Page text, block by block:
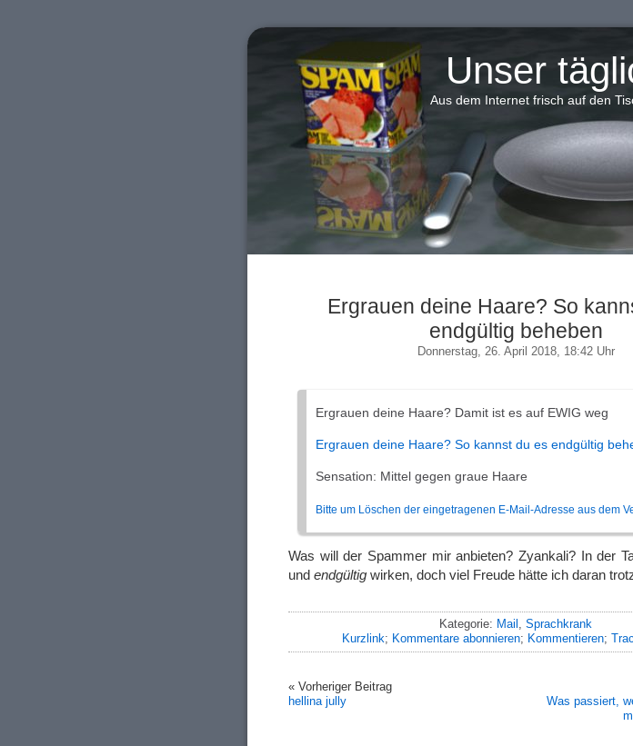
Unser
Aus dem Internet frisch auf den
Ergrauen deine Haare? So
endgültig beheben
Donnerstag, 26. April 2018, 18:42 Uhr
Ergrauen deine Haare? Damit ist es auf EWIG weg
Ergrauen deine Haare? So kannst du es endgültig
Sensation: Mittel gegen graue Haare
Bitte um Löschen der eingetragenen E-Mail-Adresse aus dem
Was will der Spammer mir anbieten? Zyankali? In der
und endgültig wirken, doch viel Freude hätte ich daran
Kategorie: Mail
Sprachkrank
Kurzlink; Kommentare abonnieren; Kommentieren;
« Vorheriger Beitrag
hellina jully
Was passiert,